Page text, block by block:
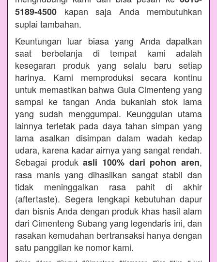
5189-4500 kapan saja Anda membutuhkan
suplai tambahan.
Keuntungan luar biasa yang Anda dapatkan
saat berbelanja di tempat kami adalah
kesegaran produk yang selalu baru setiap
harinya. Kami memproduksi secara kontinu
untuk memastikan bahwa Gula Cimenteng yang
sampai ke tangan Anda bukanlah stok lama
yang sudah menggumpal. Keunggulan utama
lainnya terletak pada daya tahan simpan yang
lama asalkan disimpan dalam wadah kedap
udara, karena kadar airnya yang sangat rendah.
Sebagai produkasli 100% dari pohon aren,
rasa manis yang dihasilkan sangat stabil dan
tidak meninggalkan rasa pahit di akhir
(aftertaste). Segera lengkapi kebutuhan dapur
dan bisnis Anda dengan produk khas hasil alam
dari Cimenteng Subang yang legendaris ini, dan
rasakan kemudahan bertransaksi hanya dengan
satu panggilan ke nomor kami.